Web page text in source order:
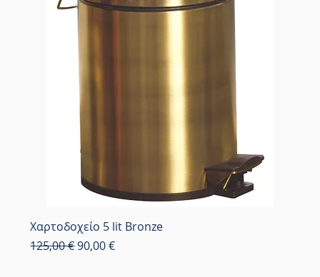
Χαρτοδοχείο 5 lit Bronze
Κανονική τιμή
125,00 €Τιμή Έκπτωσης
90,00 €